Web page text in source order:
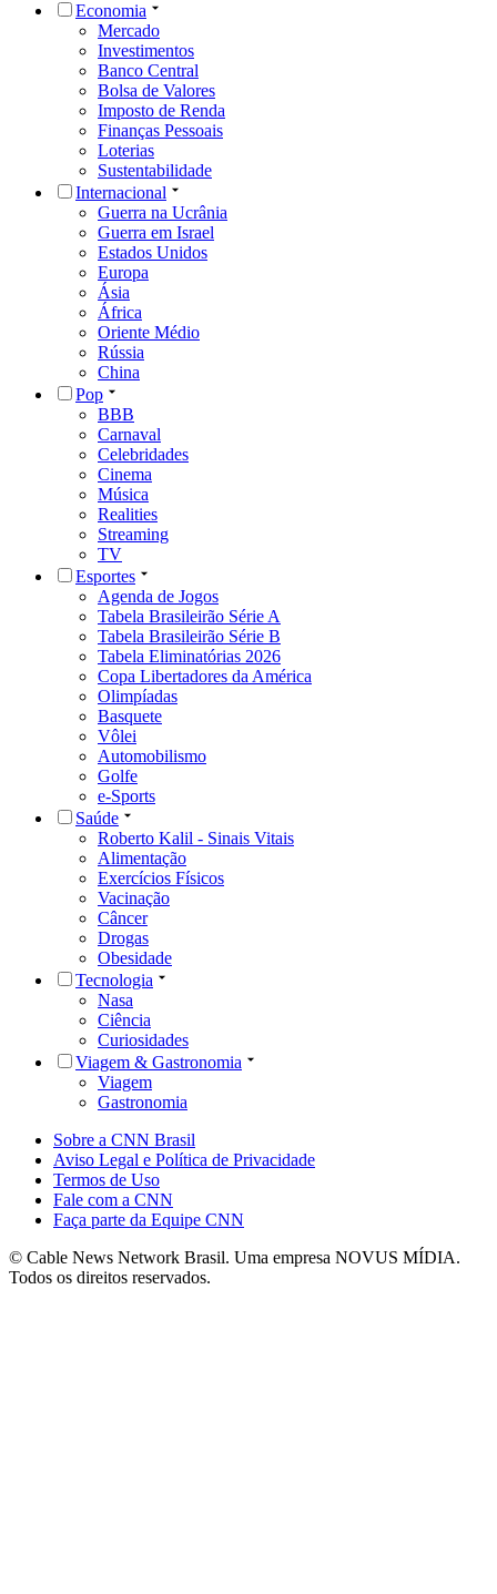
Economia
Mercado
Investimentos
Banco Central
Bolsa de Valores
Imposto de Renda
Finanças Pessoais
Loterias
Sustentabilidade
Internacional
Guerra na Ucrânia
Guerra em Israel
Estados Unidos
Europa
Ásia
África
Oriente Médio
Rússia
China
Pop
BBB
Carnaval
Celebridades
Cinema
Música
Realities
Streaming
TV
Esportes
Agenda de Jogos
Tabela Brasileirão Série A
Tabela Brasileirão Série B
Tabela Eliminatórias 2026
Copa Libertadores da América
Olimpíadas
Basquete
Vôlei
Automobilismo
Golfe
e-Sports
Saúde
Roberto Kalil - Sinais Vitais
Alimentação
Exercícios Físicos
Vacinação
Câncer
Drogas
Obesidade
Tecnologia
Nasa
Ciência
Curiosidades
Viagem & Gastronomia
Viagem
Gastronomia
Sobre a CNN Brasil
Aviso Legal e Política de Privacidade
Termos de Uso
Fale com a CNN
Faça parte da Equipe CNN
© Cable News Network Brasil. Uma empresa NOVUS MÍDIA.
Todos os direitos reservados.